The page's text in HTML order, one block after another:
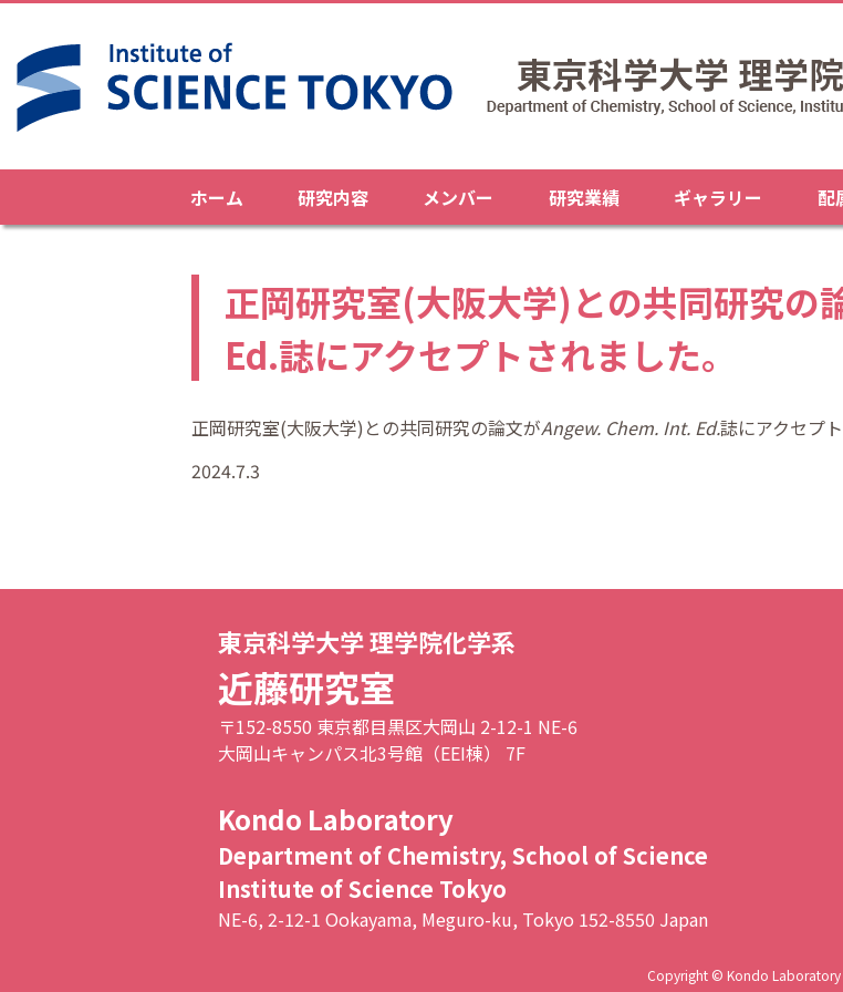
ホーム 研究内容 メンバー 研究業績 ギャラリー 配
正岡研究室(大阪大学)との共同研究
Ed.誌にアクセプトされました。
正岡研究室(大阪大学)との共同研究の論文がAngew. Chem. Int. Ed.誌にアクセプ
2024.7.3
東京科学大学 理学院化学系
近藤研究室
〒152-8550 東京都目黒区大岡山 2-12-1 NE-6
大岡山キャンパス北3号館（EEI棟） 7F
Kondo Laboratory
Department of Chemistry, School of Science
Institute of Science Tokyo
NE-6, 2-12-1 Ookayama, Meguro-ku, Tokyo 152-8550 Japan
Copyright © Kondo Laboratory